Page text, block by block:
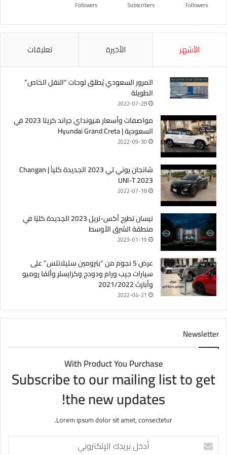
Followers
Subscribers
Followers
الأشهر الأخيرة تعليقات
المرور السعودي يُطلق لوحات “النقل الخاص”
الطويلة
2022-07-28
مواصفات وأسعار هيونداي جراند كريتا 2023 في
السعودية | Hyundai Grand Creta
2022-09-30
شانجان يوني تي 2023 الجديدة كلياً | Changan
UNI-T 2023
2022-07-18
نيسان تطرح أكس-تريل 2023 الجديدة كليًا في
منطقة الشرق الأوسط
2023-01-19
عرض 5 نجوم من “بترومين ستيلانتس” على
سيارات جيب ورام ودودج وكرايسلر وألفا روميو
وأبارث 2021/2022
2022-04-21
Newsletter
With Product You Purchase
Subscribe to our mailing list to get
the new updates!
Lorem ipsum dolor sit amet, consectetur.